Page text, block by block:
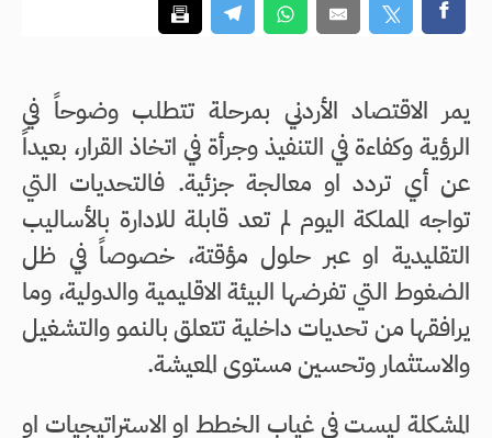
يمر الاقتصاد الأردني بمرحلة تتطلب وضوحاً في
الرؤية وكفاءة في التنفيذ وجرأة في اتخاذ القرار، بعيداً
عن أي تردد او معالجة جزئية. فالتحديات التي
تواجه المملكة اليوم لم تعد قابلة للادارة بالأساليب
التقليدية او عبر حلول مؤقتة، خصوصاً في ظل
الضغوط التي تفرضها البيئة الاقليمية والدولية، وما
يرافقها من تحديات داخلية تتعلق بالنمو والتشغيل
والاستثمار وتحسين مستوى المعيشة.
المشكلة ليست في غياب الخطط او الاستراتيجيات او